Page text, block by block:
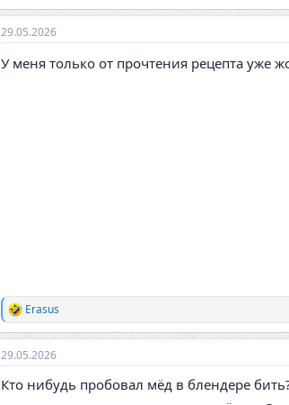
е
а
к
и
29.05.2026
У меня только от прочтения рецепта уже
Р
е
а
к
и
Erasus
29.05.2026
Кто нибудь пробовал мёд в блендере